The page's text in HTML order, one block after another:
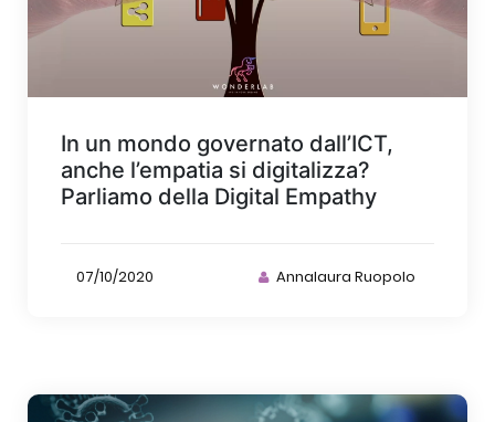
In un mondo governato dall’ICT,
anche l’empatia si digitalizza?
Parliamo della Digital Empathy
07/10/2020 Annalaura Ruopolo